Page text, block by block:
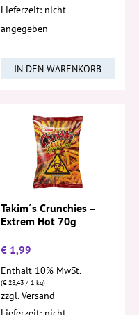
Lieferzeit: nicht
angegeben
IN DEN WARENKORB
Takim´s Crunchies –
Extrem Hot 70g
€ 1,99
Enthält 10% MwSt.
(€28,43 / 1 kg)
zzgl.Versand